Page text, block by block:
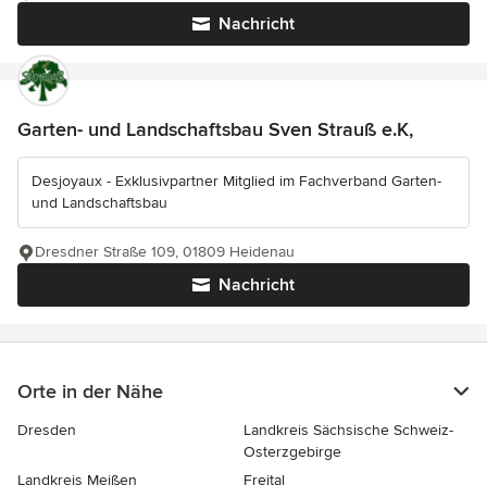
Nachricht
Garten- und Landschaftsbau Sven Strauß e.K,
Desjoyaux - Exklusivpartner Mitglied im Fachverband Garten-
und Landschaftsbau
Nachricht
Dresdner Straße 109, 01809 Heidenau
Orte in der Nähe
Dresden
Landkreis Sächsische Schweiz-
Osterzgebirge
Landkreis Meißen
Freital